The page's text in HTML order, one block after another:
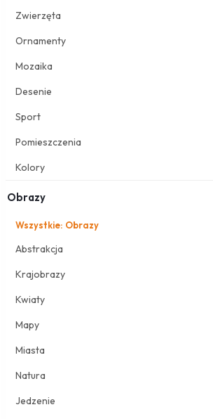
Zwierzęta
Ornamenty
Mozaika
Desenie
Sport
Pomieszczenia
Kolory
Obrazy
Wszystkie: Obrazy
Abstrakcja
Krajobrazy
Kwiaty
Mapy
Miasta
Natura
Jedzenie